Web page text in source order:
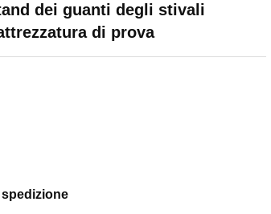
dei guanti degli stivali
di prova